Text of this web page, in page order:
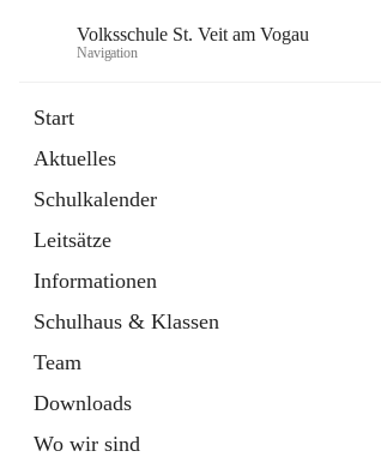
Volksschule St. Veit am Vogau
Navigation
Start
Aktuelles
Schulkalender
Leitsätze
Informationen
Schulhaus & Klassen
Team
Downloads
Wo wir sind